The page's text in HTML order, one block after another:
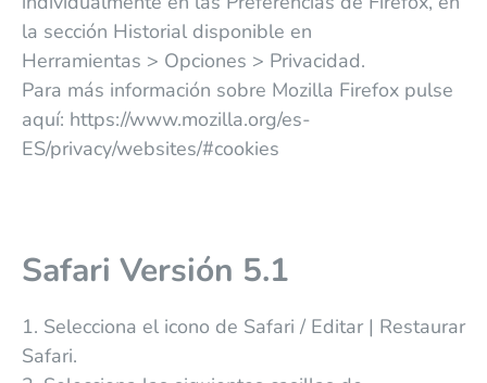
la sección Historial disponible en
Herramientas > Opciones > Privacidad.
Para más información sobre Mozilla Firefox pulse
aquí: https://www.mozilla.org/es-
ES/privacy/websites/#cookies
Safari Versión 5.1
1. Selecciona el icono de Safari / Editar | Restaurar
Safari.